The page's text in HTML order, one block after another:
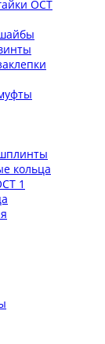
ОСТ
кольца
1